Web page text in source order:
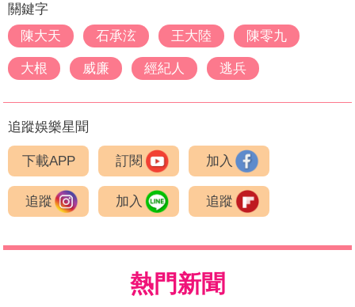
關鍵字
陳大天
石承泫 王大陸 陳零九
大根 威廉 經紀人 逃兵
追蹤娛樂星聞
下載APP 訂閱 加入
追蹤 加入 追蹤
熱門新聞